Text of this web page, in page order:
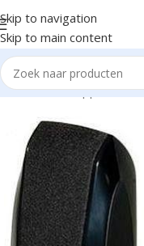
Skip to navigation
Skip to main content
Home Randapparatuur